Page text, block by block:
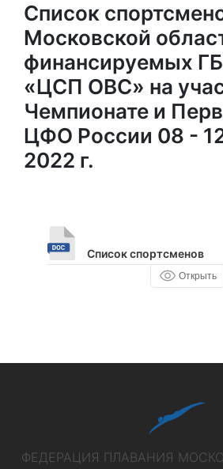
Список
Московской
финансируемых
«ЦСП ОВС» на
Чемпионате и
ЦФО России 08 -
2022 г.
Список спортсменов
Открыть
ФЕДЕРАЦИЯ ПЛАВАНИЯ